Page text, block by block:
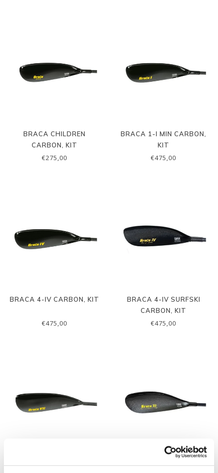
BRACA CHILDREN
CARBON, KIT
€275,00
BRACA 1-I MIN CARBON,
KIT
€475,00
BRACA 4-IV CARBON, KIT
€475,00
BRACA 4-IV SURFSKI
CARBON, KIT
€475,00
BRACA 7-VII CARBON, KIT BRACA 11-XI CARBON, KIT